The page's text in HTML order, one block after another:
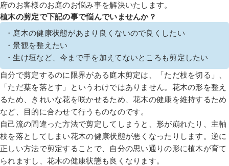
府のお客様のお庭のお悩み事を解決いたします。
植木の剪定で下記の事で悩んでいませんか？
・庭木の健康状態があまり良くないので良くしたい
・景観を整えたい
・生け垣など、今まで手を加えてないところも剪定したい
自分で剪定するのに限界がある庭木剪定は、「ただ枝を切る」、
「ただ葉を落とす」というわけではありません。花木の形を整え
るため、きれいな花を咲かせるため、花木の健康を維持するため
など、目的に合わせて行うものなのです。
自己流の間違った方法で剪定してしまうと、形が崩れたり、主軸
枝を落としてしまい花木の健康状態が悪くなったりします。逆に
正しい方法で剪定することで、自分の思い通りの形に植木が育て
られますし、花木の健康状態も良くなります。